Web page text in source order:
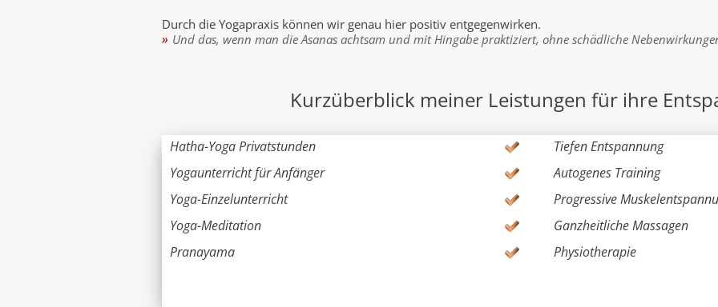
Durch die Yogapraxis können wir genau hier positiv entgegenwirken.
Und das, wenn man die Asanas achtsam und mit Hingabe praktiziert, ohne schädliche
Kurzüberblick meiner Leistungen für ihre
Hatha-Yoga Privatstunden
Yogaunterricht für Anfänger
Yoga-Einzelunterricht
Yoga-Meditation
Pranayama
Tiefen Entspannung
Autogenes Training
Progressive
Ganzheitliche Massagen
Physiotherapie